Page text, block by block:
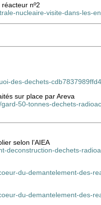
nº2
nucleaire-visite-dans-les-
des-dechets-
sur place par Areva
50-tonnes-dechets-
selon l’AIEA
deconstruction-dechets-
du-demantelement-des-
du-demantelement-des-